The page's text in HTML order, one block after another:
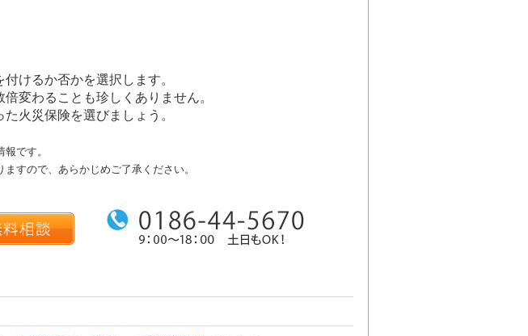
けるか否かを選択します。
変わることも珍しくありません。
火災保険を選びましょう。
です。
すので、あらかじめご了承ください。